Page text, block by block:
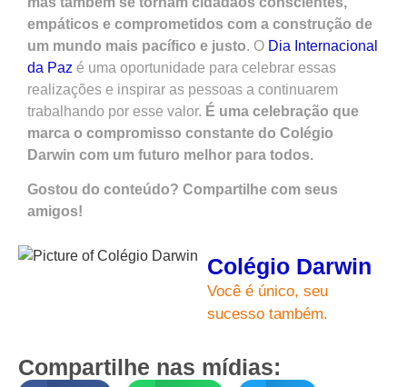
empáticos e comprometidos com a construção de
um mundo mais pacífico e justo. O Dia Internacional
da Paz é uma oportunidade para celebrar essas
realizações e inspirar as pessoas a continuarem
trabalhando por esse valor. É uma celebração que
marca o compromisso constante do Colégio
Darwin com um futuro melhor para todos.
Gostou do conteúdo? Compartilhe com seus
amigos!
Colégio Darwin
Você é único, seu
sucesso também.
Compartilhe nas mídias: